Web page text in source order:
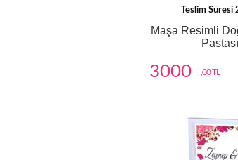
Teslim Süresi
Maşa Resimli
Pastası
3000 ,00 TL